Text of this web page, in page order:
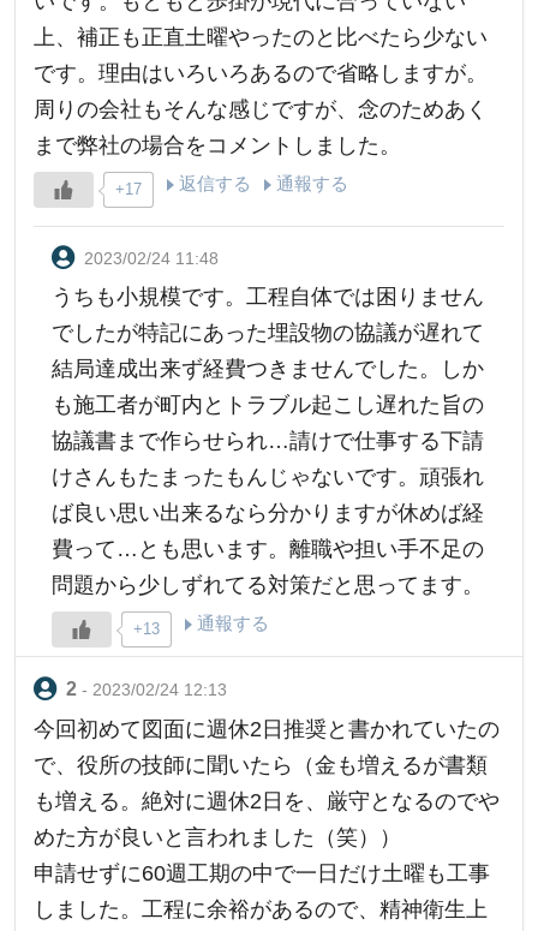
上、補正も正直土曜やったのと比べたら少ない
です。理由はいろいろあるので省略しますが。
周りの会社もそんな感じですが、念のためあく
まで弊社の場合をコメントしました。
+17 返信する 通報する
2023/02/24 11:48
うちも小規模です。工程自体では困りません
でしたが特記にあった埋設物の協議が遅れて
結局達成出来ず経費つきませんでした。しか
も施工者が町内とトラブル起こし遅れた旨の
協議書まで作らせられ…請けで仕事する下請
けさんもたまったもんじゃないです。頑張れ
ば良い思い出来るなら分かりますが休めば経
費って…とも思います。離職や担い手不足の
問題から少しずれてる対策だと思ってます。
+13 通報する
- 2023/02/24 12:13
今回初めて図面に週休2日推奨と書かれていたの
で、役所の技師に聞いたら（金も増えるが書類
も増える。絶対に週休2日を、厳守となるのでや
めた方が良いと言われました（笑））
申請せずに60週工期の中で一日だけ土曜も工事
しました。工程に余裕があるので、精神衛生上